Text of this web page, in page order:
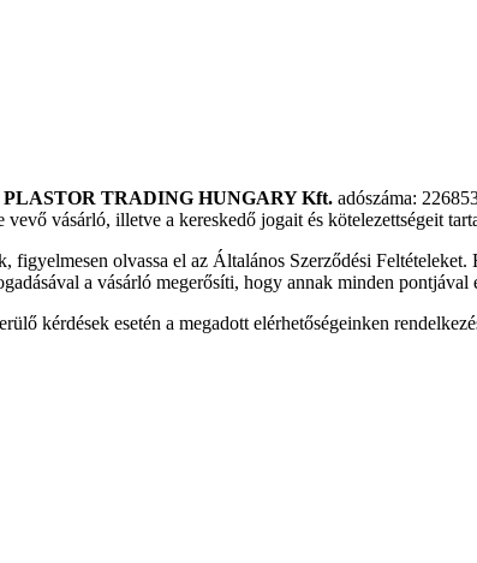
PLASTOR TRADING HUNGARY Kft. adószáma:
vásárló, illetve a kereskedő jogait és kötelezettségeit
olvassa el az Általános Szerződési
a vásárló megerősíti, hogy annak minden
kérdések esetén a megadott elérhetőségeinken